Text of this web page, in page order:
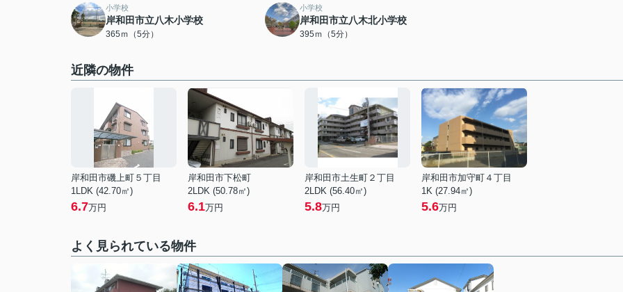
小学校
岸和田市立八木小学校
365ｍ（5分）
小学校
岸和田市立八木北小学校
395ｍ（5分）
近隣の物件
岸和田市磯上町５丁目
1LDK (42.70㎡)
6.7万円
岸和田市下松町
2LDK (50.78㎡)
6.1万円
岸和田市土生町２丁目
2LDK (56.40㎡)
5.8万円
岸和田市加守町４丁目
1K (27.94㎡)
5.6万円
よく見られている物件